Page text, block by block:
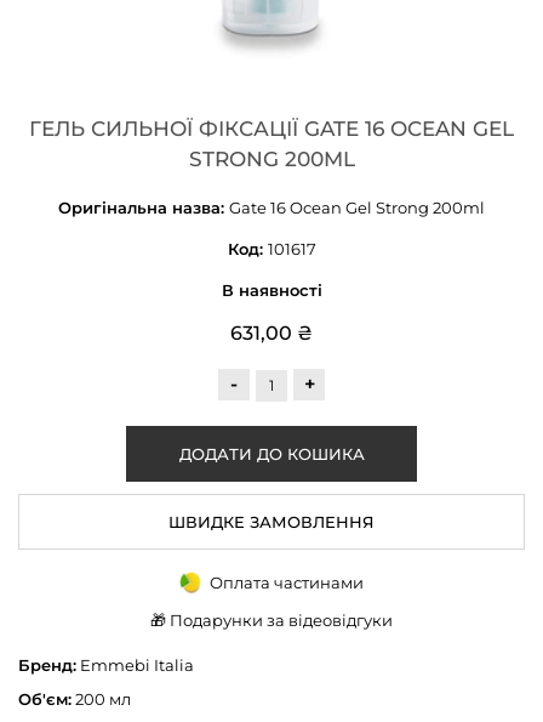
ГЕЛЬ СИЛЬНОЇ ФІКСАЦІЇ GATE 16 OCEAN GEL
STRONG 200ML
Оригінальна назва: Gate 16 Ocean Gel Strong 200ml
Код: 101617
В наявності
631,00 ₴
- +
ШВИДКЕ ЗАМОВЛЕННЯ
Оплата частинами
🎁 Подарунки за відеовідгуки
Бренд: Emmebi Italia
Об'єм:200 мл